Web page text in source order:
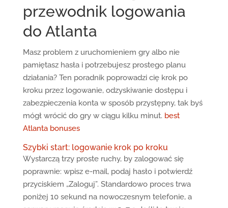
przewodnik logowania
do Atlanta
Masz problem z uruchomieniem gry albo nie
pamiętasz hasła i potrzebujesz prostego planu
działania? Ten poradnik poprowadzi cię krok po
kroku przez logowanie, odzyskiwanie dostępu i
zabezpieczenia konta w sposób przystępny, tak byś
mógł wrócić do gry w ciągu kilku minut. best
Atlanta bonuses
Szybki start: logowanie krok po kroku
Wystarczą trzy proste ruchy, by zalogować się
poprawnie: wpisz e-mail, podaj hasło i potwierdź
przyciskiem „Zaloguj”. Standardowo proces trwa
poniżej 10 sekund na nowoczesnym telefonie, a